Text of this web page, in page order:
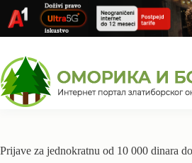
content
Prijave za jednokratnu od 10 000 dinara